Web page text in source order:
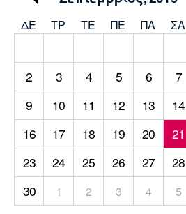
Πολιτισμός
Τραγούδια
Cine Spot
Running
Media
Παρασκήνιο
Πρόγραμμα TV
Μαδρίτης
ΔΕ ΤΡ TΕ ΠΕ ΠΑ ΣΑ
2
3 4 5 6 7
9
10 11 12 13 14
16
17 18 19 20 21
23
24 25 26 27 28
30
1 2 3 4 5